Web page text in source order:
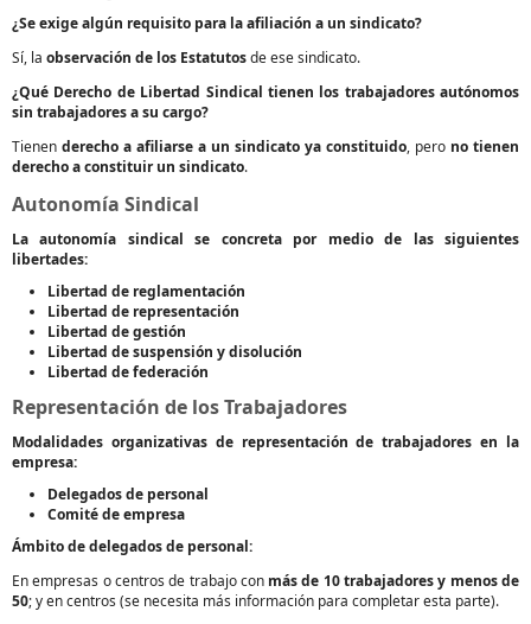
¿Se exige algún requisito para la afiliación a un sindicato?
Sí, la observación de los Estatutosde ese sindicato.
¿Qué Derecho de Libertad Sindical tienen los trabajadores autónomos
sin trabajadores a su cargo?
Tienen derecho a afiliarse a un sindicato ya constituido, pero no tienen
derecho a constituir un sindicato.
Autonomía Sindical
La autonomía sindical se concreta por medio de las siguientes
libertades:
Libertad de reglamentación
Libertad de representación
Libertad de gestión
Libertad de suspensión y disolución
Libertad de federación
Representación de los Trabajadores
Modalidades organizativas de representación de trabajadores en la
empresa:
Delegados de personal
Comité de empresa
Ámbito de delegados de personal:
En empresas o centros de trabajo con más de 10 trabajadores y menos de
50; y en centros (se necesita más información para completar esta parte).